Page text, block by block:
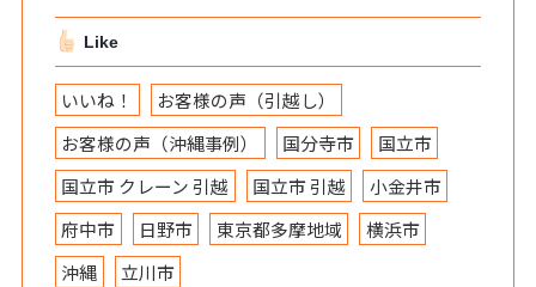
Like
いいね！
お客様の声（引越し）
お客様の声（沖縄事例）
国分寺市
国立市
国立市 クレーン 引越
国立市 引越
小金井市
府中市
日野市 東京都多摩地域
横浜市
沖縄
立川市